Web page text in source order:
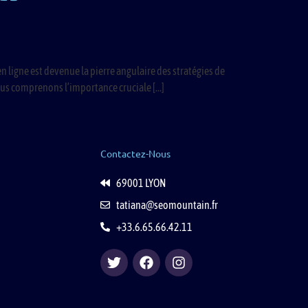
est devenue la pierre angulaire des stratégies de
comprenons l’importance cruciale […]
Contactez-Nous
69001 LYON
tatiana@seomountain.fr
+33.6.65.66.42.11